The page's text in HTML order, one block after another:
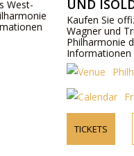
West-
UND
Kaufen Sie
Wagner und
Philharmonie
Informationen
TICKETS